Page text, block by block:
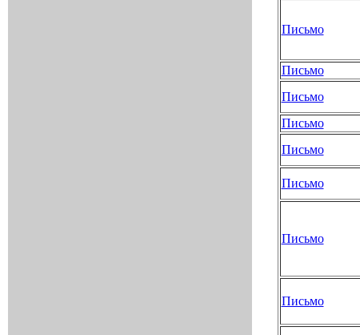
Письмо
Письмо
Письмо
Письмо
Письмо
Письмо
Письмо
Письмо